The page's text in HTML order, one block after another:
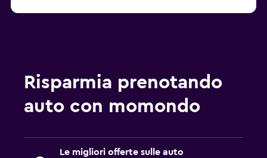
Risparmia prenotando
auto con momondo
Le migliori offerte sulle auto